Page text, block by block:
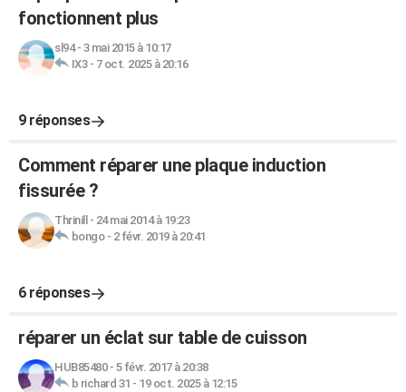
fonctionnent plus
sl94- 3 mai 2015 à 10:17
IX3- 7 oct. 2025 à 20:16
9 réponses
Comment réparer une plaque induction
fissurée ?
Thrinill - 24 mai 2014 à 19:23
bongo- 2 févr. 2019 à 20:41
6 réponses
réparer un éclat sur table de cuisson
HUB85480- 5 févr. 2017 à 20:38
b richard 31 - 19 oct. 2025 à 12:15